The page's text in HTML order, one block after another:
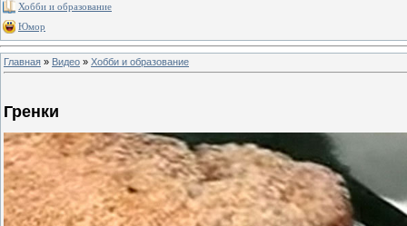
Хобби и образование
Юмор
Главная » Видео » Хобби и образование
Гренки